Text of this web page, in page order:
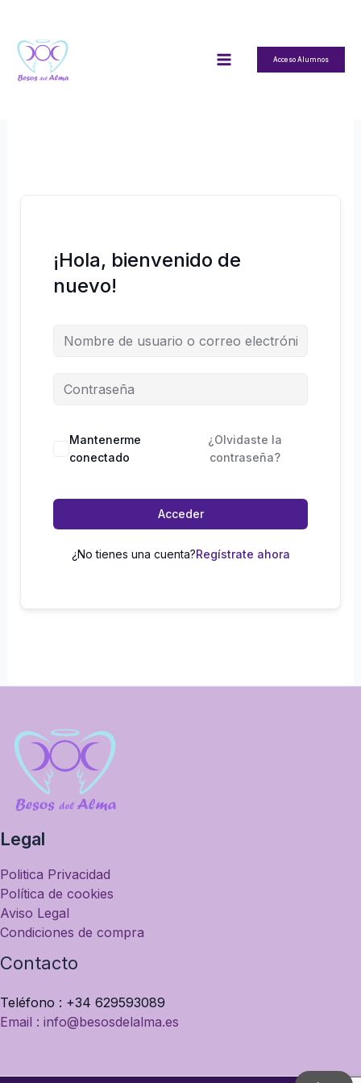
contenido
Acceso Alumnos
¡Hola, bienvenido de
nuevo!
Mantenerme
conectado
¿Olvidaste la
contraseña?
Acceder
¿No tienes una cuenta?Regístrate ahora
Legal
Politica Privacidad
Política de cookies
Aviso Legal
Condiciones de compra
Contacto
Teléfono : +34 629593089
Email : info@besosdelalma.es